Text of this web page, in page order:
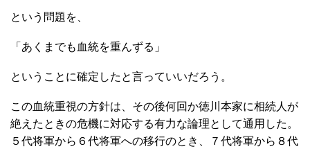
という問題を、
「あくまでも血統を重んずる」
ということに確定したと言っていいだろう。
この血統重視の方針は、その後何回か徳川本家に相続人が
絶えたときの危機に対応する有力な論理として通用した。
５代将軍から６代将軍への移行のとき、７代将軍から８代